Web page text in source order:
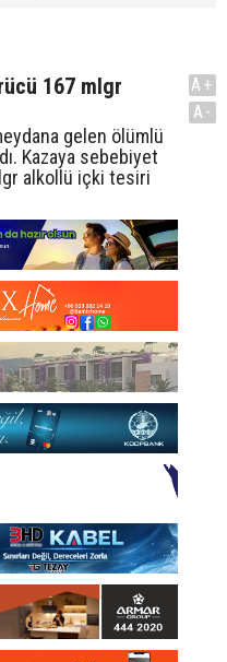
167 mlgr
gelen ölümlü
Kazaya sebebiyet
alkollü içki tesiri
A+
A-